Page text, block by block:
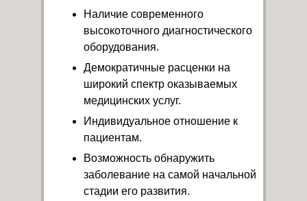
Наличие современного
высокоточного диагностического
оборудования.
Демократичные расценки на
широкий спектр оказываемых
медицинских услуг.
Индивидуальное отношение к
пациентам.
Возможность обнаружить
заболевание на самой начальной
стадии его развития.